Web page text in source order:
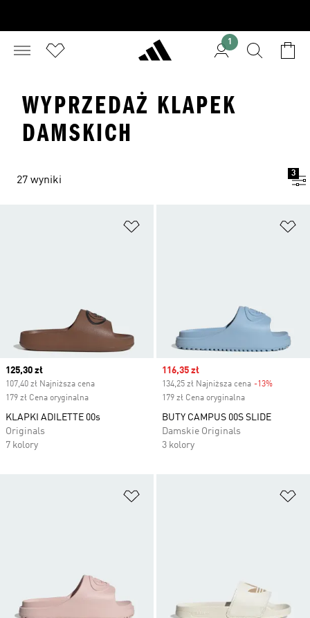
1
WYPRZEDAŻ KLAPEK
DAMSKICH
27 wyniki
3
Current price
125,30 zł
107,40 zł Najniższa cena
179 zł Cena oryginalna
KLAPKI ADILETTE 00s
Originals
7 kolory
Sale price
116,35 zł
134,25 zł Najniższa cena -13%
179 zł Cena oryginalna
BUTY CAMPUS 00S SLIDE
Damskie Originals
3 kolory